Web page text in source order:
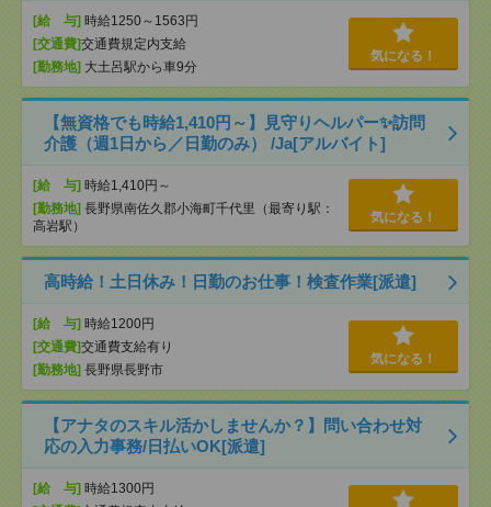
[給 与] 時給1250～1563円
[交通費]交通費規定内支給
[勤務地] 大土呂駅から車9分
気になる！
【無資格でも時給1,410円～】見守りヘルパー✨訪問
介護（週1日から／日勤のみ） /Ja[アルバイト]
[給 与] 時給1,410円～
[勤務地] 長野県南佐久郡小海町千代里（最寄り駅：
高岩駅）
気になる！
高時給！土日休み！日勤のお仕事！検査作業[派遣]
[給 与] 時給1200円
[交通費]交通費支給有り
[勤務地] 長野県長野市
気になる！
【アナタのスキル活かしませんか？】問い合わせ対
応の入力事務/日払いOK[派遣]
[給 与] 時給1300円